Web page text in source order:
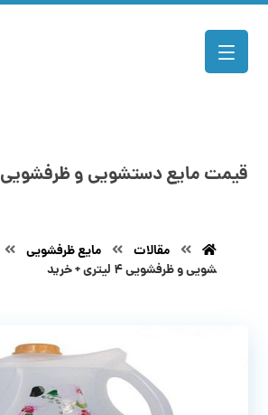
قیمت مایع دستشویی و ظرفشویی ۴ لیتری + خرید
مقالات مایع ظرفشویی
شویی و ظرفشویی ۴ لیتری + خرید